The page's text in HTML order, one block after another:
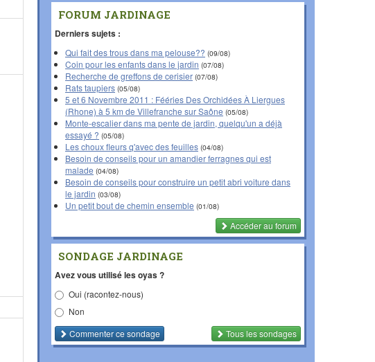
FORUM JARDINAGE
Derniers sujets :
Qui fait des trous dans ma pelouse?? (09/08)
Coin pour les enfants dans le jardin (07/08)
Recherche de greffons de cerisier (07/08)
Rats taupiers (05/08)
5 et 6 Novembre 2011 : Fééries Des Orchidées À Liergues
(Rhone) à 5 km de Villefranche sur Saône (05/08)
Monte-escalier dans ma pente de jardin, quelqu'un a déjà
essayé ? (05/08)
Les choux fleurs q'avec des feuilles (04/08)
Besoin de conseils pour un amandier ferragnes qui est
malade (04/08)
Besoin de conseils pour construire un petit abri voiture dans
le jardin (03/08)
Un petit bout de chemin ensemble (01/08)
Accéder au forum
SONDAGE JARDINAGE
Avez vous utilisé les oyas ?
Oui (racontez-nous)
Non
Commenterce sondage Tous les sondages